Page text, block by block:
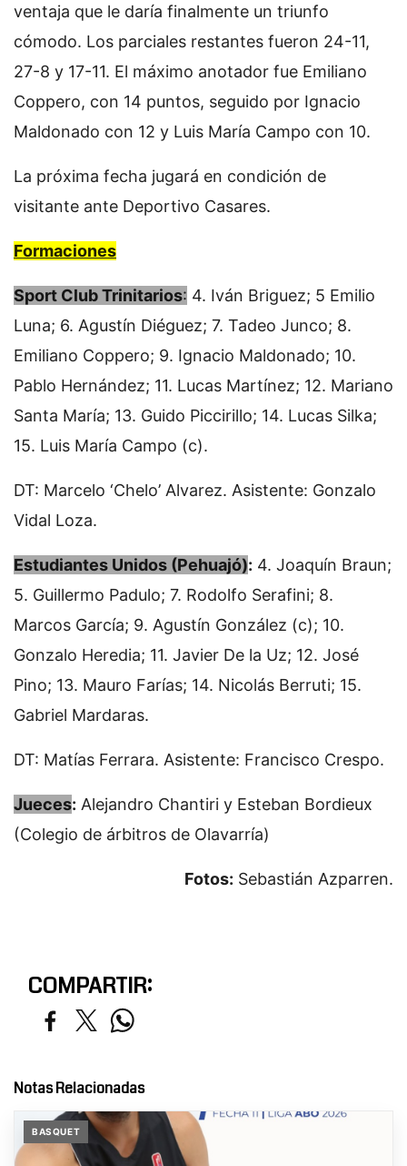
ventaja que le daría finalmente un triunfo
cómodo. Los parciales restantes fueron 24-11,
27-8 y 17-11. El máximo anotador fue Emiliano
Coppero, con 14 puntos, seguido por Ignacio
Maldonado con 12 y Luis María Campo con 10.
La próxima fecha jugará en condición de
visitante ante Deportivo Casares.
Formaciones
Sport Club Trinitarios: 4. Iván Briguez; 5 Emilio
Luna; 6. Agustín Diéguez; 7. Tadeo Junco; 8.
Emiliano Coppero; 9. Ignacio Maldonado; 10.
Pablo Hernández; 11. Lucas Martínez; 12. Mariano
Santa María; 13. Guido Piccirillo; 14. Lucas Silka;
15. Luis María Campo (c).
DT: Marcelo ‘Chelo’ Alvarez. Asistente: Gonzalo
Vidal Loza.
Estudiantes Unidos (Pehuajó): 4. Joaquín Braun;
5. Guillermo Padulo; 7. Rodolfo Serafini; 8.
Marcos García; 9. Agustín González (c); 10.
Gonzalo Heredia; 11. Javier De la Uz; 12. José
Pino; 13. Mauro Farías; 14. Nicolás Berruti; 15.
Gabriel Mardaras.
DT: Matías Ferrara. Asistente: Francisco Crespo.
Jueces: Alejandro Chantiri y Esteban Bordieux
(Colegio de árbitros de Olavarría)
Fotos: Sebastián Azparren.
COMPARTIR:
Notas Relacionadas
BASQUET